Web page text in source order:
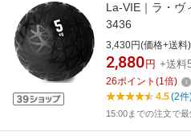
La-VIE｜ラ・ヴ
3436
3,430円(価格+送料)
2,880 円 +送料
26ポイント (1倍)
4.5(2件
15:00までの注文で